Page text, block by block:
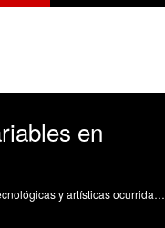
en
Divulgación de las actividades científicas, tecnológicas y artísticas ocurridas en los tres campus de la UPV